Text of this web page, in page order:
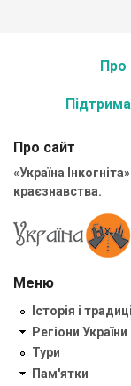
Про
Про сайт
«Україна
краєзнавства.
Меню
Історія і
Регіони України
Тури
Пам'ятки